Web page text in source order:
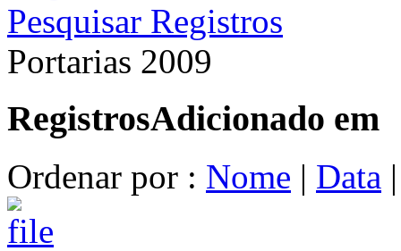
Pesquisar Registros
Portarias 2009
RegistrosAdicionado em
Ordenar por : Nome | Data